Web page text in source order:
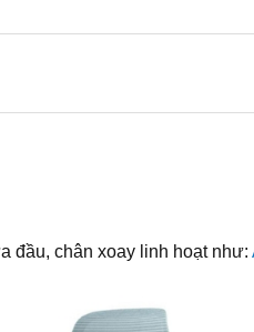
đầu, chân xoay linh hoạt như: